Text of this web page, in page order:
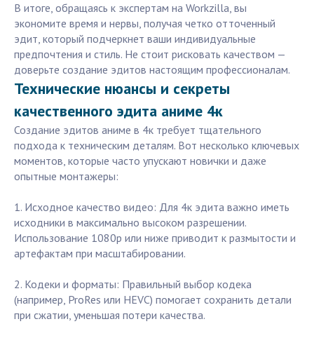
В итоге, обращаясь к экспертам на Workzilla, вы
экономите время и нервы, получая четко отточенный
эдит, который подчеркнет ваши индивидуальные
предпочтения и стиль. Не стоит рисковать качеством —
доверьте создание эдитов настоящим профессионалам.
Технические нюансы и секреты
качественного эдита аниме 4к
Создание эдитов аниме в 4к требует тщательного
подхода к техническим деталям. Вот несколько ключевых
моментов, которые часто упускают новички и даже
опытные монтажеры:
1. Исходное качество видео: Для 4к эдита важно иметь
исходники в максимально высоком разрешении.
Использование 1080p или ниже приводит к размытости и
артефактам при масштабировании.
2. Кодеки и форматы: Правильный выбор кодека
(например, ProRes или HEVC) помогает сохранить детали
при сжатии, уменьшая потери качества.